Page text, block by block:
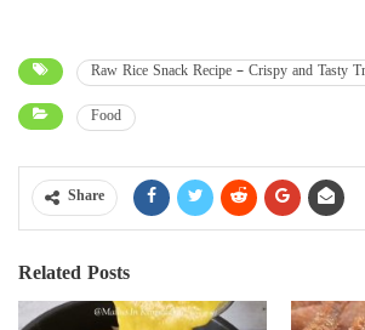
Raw Rice Snack Recipe – Crispy and Tasty
Food
Share
Related Posts